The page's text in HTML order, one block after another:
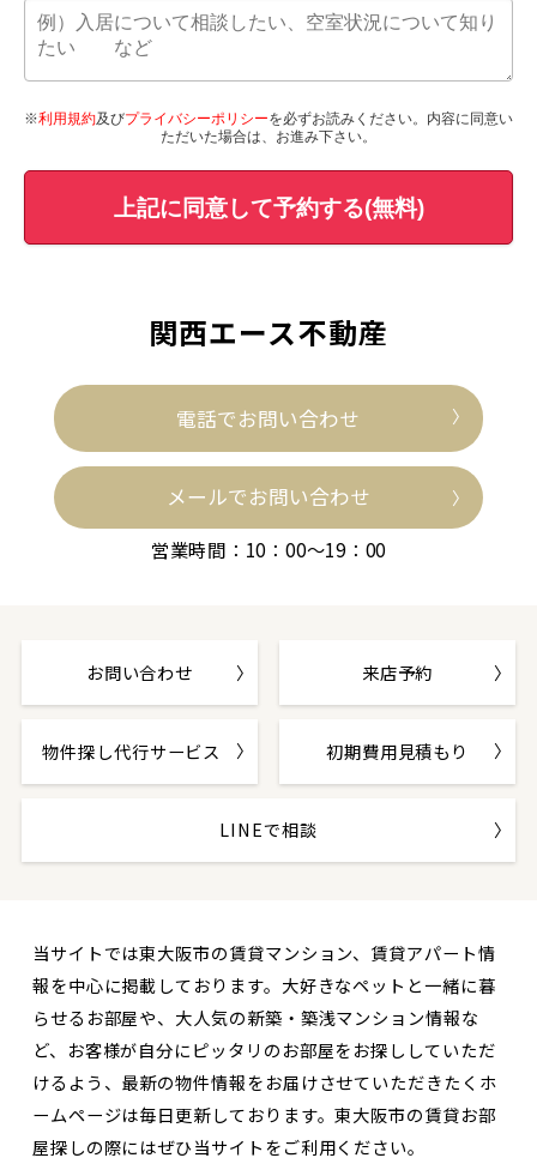
※利用規約及びプライバシーポリシーを必ずお読みください。内容に同意い
ただいた場合は、お進み下さい。
上記に同意して予約する(無料)
関西エース不動産
電話でお問い合わせ
メールでお問い合わせ
営業時間：10：00～19：00
お問い合わせ 来店予約
物件探し代行サービス 初期費用見積もり
LINEで相談
当サイトでは東大阪市の賃貸マンション、賃貸アパート情
報を中心に掲載しております。大好きなペットと一緒に暮
らせるお部屋や、大人気の新築・築浅マンション情報な
ど、お客様が自分にピッタリのお部屋をお探ししていただ
けるよう、最新の物件情報をお届けさせていただきたくホ
ームページは毎日更新しております。東大阪市の賃貸お部
屋探しの際にはぜひ当サイトをご利用ください。